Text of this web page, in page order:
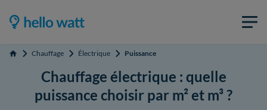
Accueil Chauffage Électrique Puissance
Chauffage électrique : quelle
puissance choisir par m² et m³ ?